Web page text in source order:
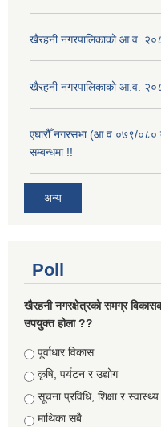
खैरहनी नगरपालिकाको आ.व.
खैरहनी नगरपालिकाको आ.व.
एघारौँ नगरसभा (आ.व.०७९/०८०
सम्बन्धमा !!
अन्य
Poll
खैरहनी नगरक्षेत्रको समग्र
उपयुक्त होला ??
Choices
पूर्वाधार विकास
कृषि, पर्यटन र उद्योग
सूचना प्रविधि, शिक्षा र स्वास्थ्य
माथिका सबै